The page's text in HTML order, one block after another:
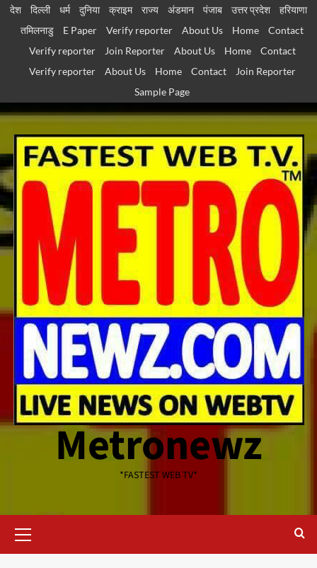
Skip
देश दिल्ली धर्म दुनिया क्राइम राज्य अंडमान पंजाब उत्तर प्रदेश
हरियाणा
तमिलनाडु
E Paper Verify reporter About Us Home
Contact
Verify reporter
Join Reporter About Us Home
Contact
Verify reporter
About Us Home Contact
Join Reporter
Sample Page
Metronewz
*FASTEST WEB TV*
Menu